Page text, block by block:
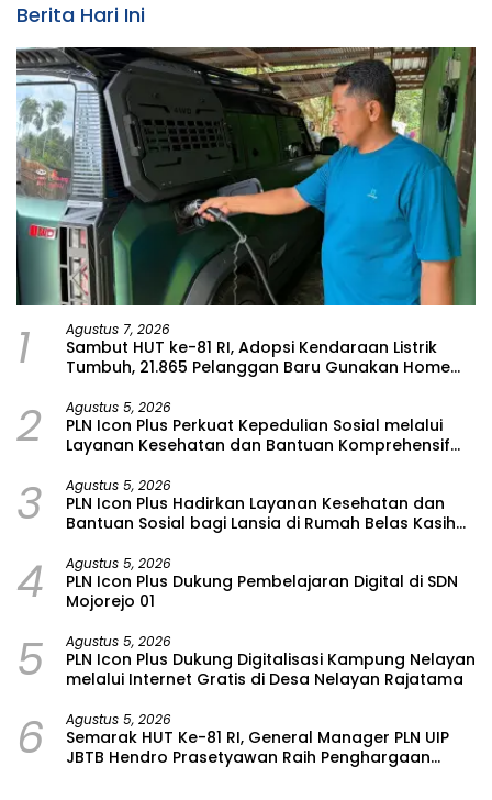
Berita Hari Ini
1 Agustus 7, 2026
Sambut HUT ke-81 RI, Adopsi Kendaraan Listrik
Tumbuh, 21.865 Pelanggan Baru Gunakan Home
2 Agustus 5, 2026
PLN Icon Plus Perkuat Kepedulian Sosial melalui
Layanan Kesehatan dan Bantuan Komprehensif
3 Agustus 5, 2026
PLN Icon Plus Hadirkan Layanan Kesehatan dan
Bantuan Sosial bagi Lansia di Rumah Belas Kasih
4 Agustus 5, 2026
PLN Icon Plus Dukung Pembelajaran Digital di SDN
Mojorejo 01
5 Agustus 5, 2026
PLN Icon Plus Dukung Digitalisasi Kampung Nelayan
melalui Internet Gratis di Desa Nelayan Rajatama
6 Agustus 5, 2026
Semarak HUT Ke-81 RI, General Manager PLN UIP
JBTB Hendro Prasetyawan Raih Penghargaan